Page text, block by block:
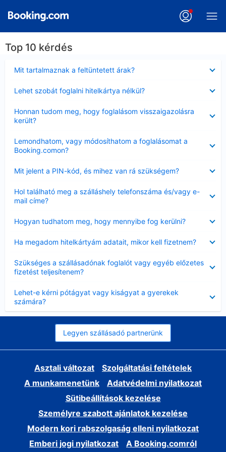
Top 10 kérdés
Mit tartalmaznak a feltüntetett árak?
Lehet szobát foglalni hitelkártya nélkül?
Honnan tudom meg, hogy foglalásom visszaigazolásra
került?
Lemondhatom, vagy módosíthatom a foglalásomat a
Booking.comon?
Mit jelent a PIN-kód, és mihez van rá szükségem?
Hol található meg a szálláshely telefonszáma és/vagy e-
mail címe?
Hogyan tudhatom meg, hogy mennyibe fog kerülni?
Ha megadom hitelkártyám adatait, mikor kell fizetnem?
Szükséges a szállásadónak foglalót vagy egyéb előzetes
fizetést teljesítenem?
Lehet-e kérni pótágyat vagy kiságyat a gyerekek
számára?
Legyen szállásadó partnerünk
Asztali változat
Szolgáltatási feltételek
A munkamenetünk
Adatvédelmi nyilatkozat
Sütibeállítások kezelése
Személyre szabott ajánlatok kezelése
Modern kori rabszolgaság elleni nyilatkozat
Emberi jogi nyilatkozat
A Booking.comról